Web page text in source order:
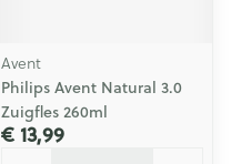
Avent
Philips Avent Natural 3.0
Zuigfles 260ml
€ 13,99